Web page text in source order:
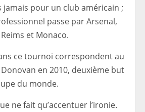
jamais pour un club américain ;
passe par Arsenal,
et Monaco.
ce tournoi correspondent au
en 2010, deuxième but
du monde.
ne fait qu’accentuer l’ironie.